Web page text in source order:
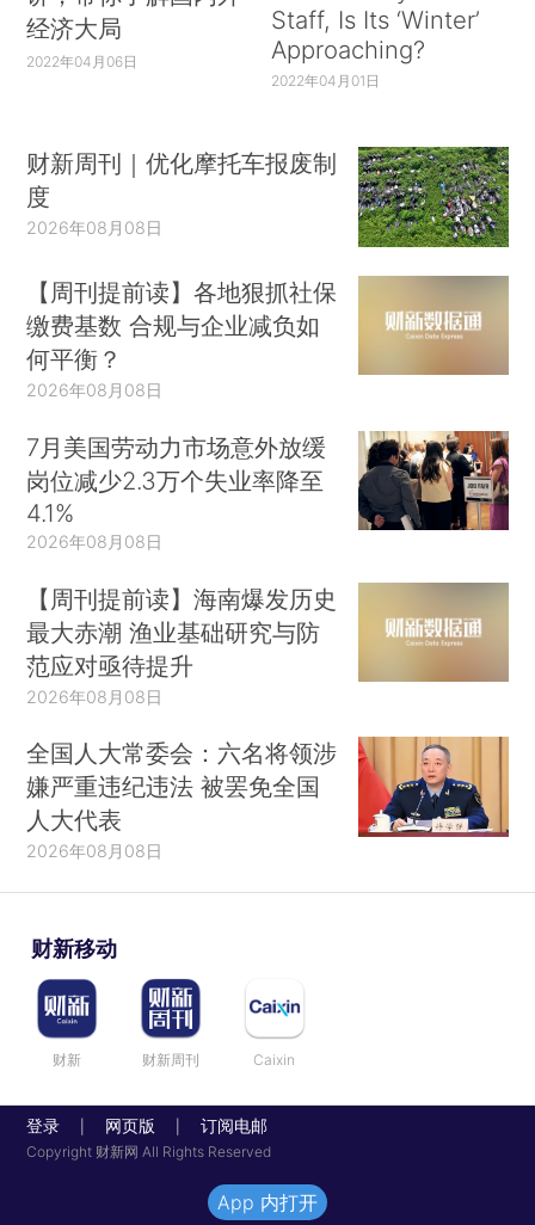
经济大局
2022年04月06日
Staff, Is Its ‘Winter’
Approaching?
2022年04月01日
财新周刊｜优化摩托车报废制
度
2026年08月08日
【周刊提前读】各地狠抓社保
缴费基数 合规与企业减负如
何平衡？
2026年08月08日
7月美国劳动力市场意外放缓
岗位减少2.3万个失业率降至
4.1%
2026年08月08日
【周刊提前读】海南爆发历史
最大赤潮 渔业基础研究与防
范应对亟待提升
2026年08月08日
全国人大常委会：六名将领涉
嫌严重违纪违法 被罢免全国
人大代表
2026年08月08日
财新移动
财新 财新周刊 Caixin
登录 网页版 订阅电邮
Copyright 财新网 All Rights Reserved
App 内打开